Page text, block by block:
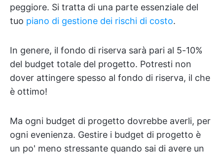
peggiore. Si tratta di una parte essenziale del
tuo piano di gestione dei rischi di costo.
In genere, il fondo di riserva sarà pari al 5-10%
del budget totale del progetto. Potresti non
dover attingere spesso al fondo di riserva, il che
è ottimo!
Ma ogni budget di progetto dovrebbe averli, per
ogni evenienza. Gestire i budget di progetto è
un po' meno stressante quando sai di avere un